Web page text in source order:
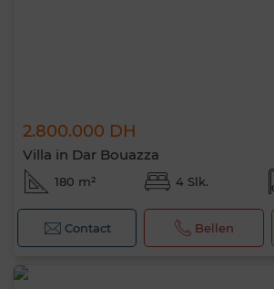
2.800.000 DH
Villa in Dar Bouazza
180 m² 4 Slk.
Contact Bellen